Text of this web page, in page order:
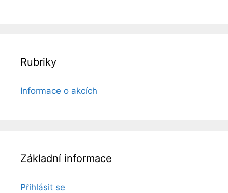
Rubriky
Informace o akcích
Základní informace
Přihlásit se